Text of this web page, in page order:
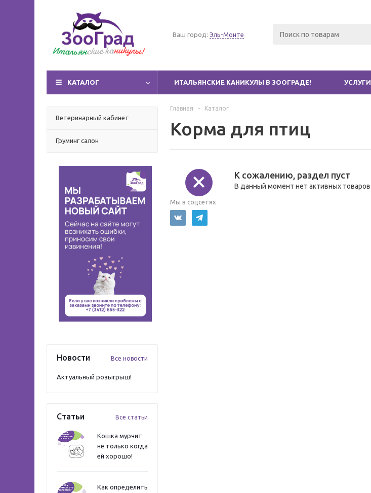
Ваш город: Эль-Монте
КАТАЛОГ ИТАЛЬЯНСКИЕ КАНИКУЛЫ В ЗООГРАДЕ! УСЛУГИ
Ветеринарный кабинет
Груминг салон
Новости Все новости
Актуальный розыгрыш!
Статьи Все статьи
Кошка мурчит
не только когда
ей хорошо!
Как определить
Главная - Каталог
Корма для птиц
К сожалению, раздел пуст
В данный момент нет активных товаров
Мы в соцсетях